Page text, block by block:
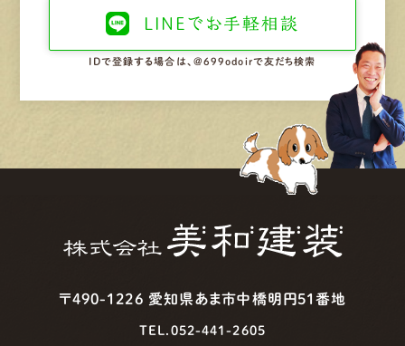
LINEで お手軽相談
IDで登録する場合は、@699odoirで友だち検索
〒490-1226 愛知県あま市中橋明円51番地
TEL.052-441-2605